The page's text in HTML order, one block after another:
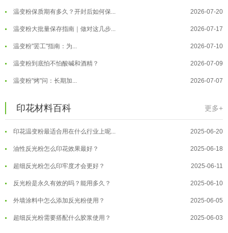
温变粉保质期有多久？开封后如何保... 2026-07-20
温变粉大批量保存指南｜做对这几步... 2026-07-17
温变粉"罢工"指南：为... 2026-07-10
温变粉到底怕不怕酸碱和酒精？ 2026-07-09
温变粉"烤"问：长期加... 2026-07-07
夜间安全卫士：丝印反光粉搭配全攻... 2026-01-20
温变粉可以做防伪标签、温变防伪吗... 2026-08-05
温变粉适合做热变还是冷变？ 2026-08-04
温变粉注塑后表面翻车？粗糙、颗粒... 2026-07-28
温变粉保质期有多久？开封后如何保... 2026-07-20
温变粉大批量保存指南｜做对这几步... 2026-07-17
温变粉"罢工"指南：为... 2026-07-10
印花材料百科 更多+
反光粉太久不用结块要怎么处理？ 2025-07-11
印花温变粉最适合用在什么行业上呢... 2025-06-20
油性反光粉怎么印花效果最好？ 2025-06-18
超细反光粉怎么印牢度才会更好？ 2025-06-11
反光粉是永久有效的吗？能用多久？ 2025-06-10
外墙涂料中怎么添加反光粉使用？ 2025-06-05
超细反光粉需要搭配什么胶浆使用？ 2025-06-03